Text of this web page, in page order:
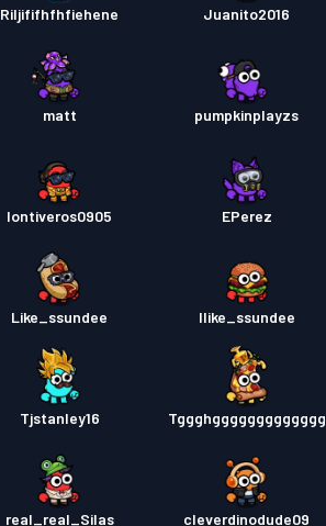
Juanito2016
Riljififhfhfiehene
pumpkinplayzs
matt
EPerez
Iontiveros0905
Ilike_ssundee
Like_ssundee
Tggghggggggggggggg
Tjstanley16
cleverdinodude09
real_real_Silas